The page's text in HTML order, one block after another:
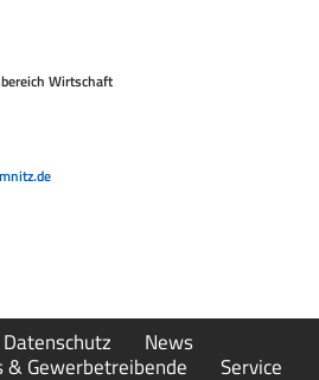
Wirtschaft
News
& Gewerbetreibende
Service